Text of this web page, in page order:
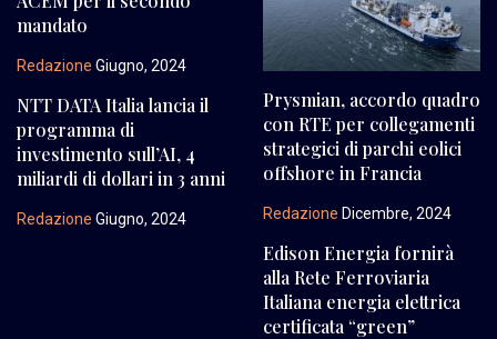
mandato
Redazione Giugno, 2024
Prysmian, accordo quadro
con RTE per collegamenti
strategici di parchi eolici
offshore in Francia
Redazione Dicembre, 2024
NTT DATA Italia lancia il
programma di
investimento sull’AI, 4
miliardi di dollari in 3 anni
Redazione Giugno, 2024
Edison Energia fornirà
alla Rete Ferroviaria
Italiana energia elettrica
certificata “green”